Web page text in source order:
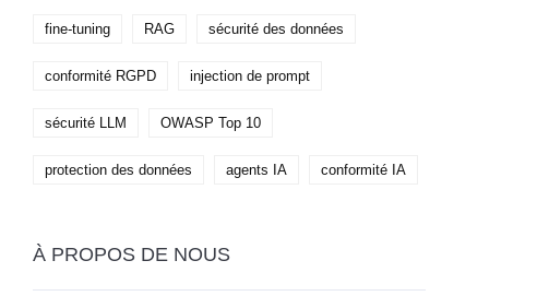
fine-tuning RAG sécurité des données
conformité RGPD injection de prompt
sécurité LLM OWASP Top 10
protection des données agents IA conformité IA
À PROPOS DE NOUS